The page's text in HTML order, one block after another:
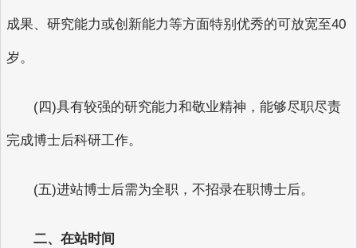
成果、研究能力或创新能力等方面特别优秀的可放宽至40
岁。
(四)具有较强的研究能力和敬业精神，能够尽职尽责
完成博士后科研工作。
(五)进站博士后需为全职，不招录在职博士后。
二、在站时间